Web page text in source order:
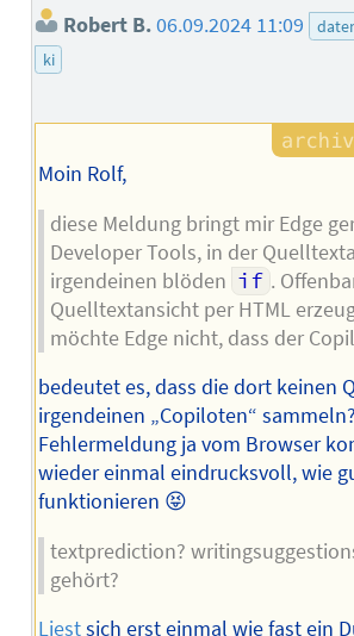
Robert B.06.09.2024 11:09
ki
Moin Rolf,
diese Meldung bringt mir Edge
Developer Tools, in der
irgendeinen blöden if .
Quelltextansicht per HTML
möchte Edge nicht, dass der
bedeutet es, dass die dort keinen
irgendeinen „Copiloten“
Fehlermeldung ja vom Browser
wieder einmal eindrucksvoll, wie
funktionieren 😝
textprediction?
gehört?
Liestsich erst einmal wie fast ein